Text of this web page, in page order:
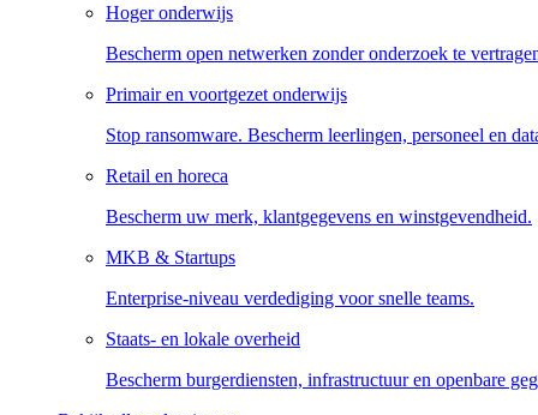
Hoger onderwijs
Bescherm open netwerken zonder onderzoek te
Primair en voortgezet onderwijs
Stop ransomware. Bescherm leerlingen, personeel en
Retail en horeca
Bescherm uw merk, klantgegevens en winstgevendheid.
MKB & Startups
Enterprise-niveau verdediging voor snelle teams.
Staats- en lokale overheid
Bescherm burgerdiensten, infrastructuur en openbare